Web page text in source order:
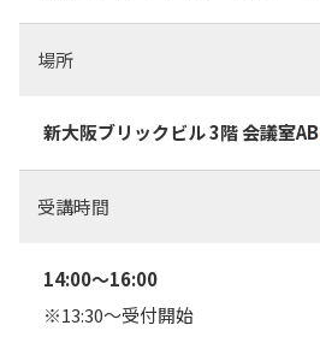
場所
新大阪ブリックビル 3階 会議室AB
受講時間
14:00～16:00
※13:30～受付開始